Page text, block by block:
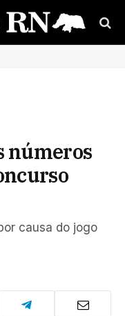
números
causa do jogo